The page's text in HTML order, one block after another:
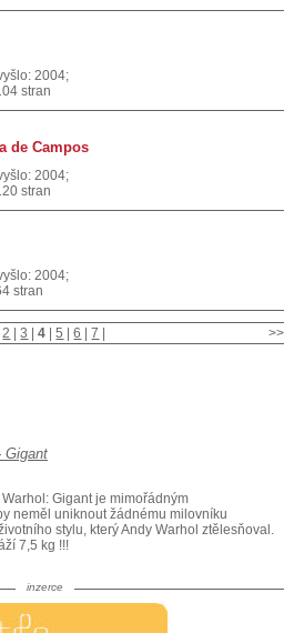
2004;
stran
de Campos
2004;
stran
2004;
stran
>>
|2 |3 |4 |5 |6 |7
Gigant je mimořádným
neměl uniknout žádnému milovníku
stylu, který Andy Warhol ztělesňoval.
7,5 kg !!!
inzerce